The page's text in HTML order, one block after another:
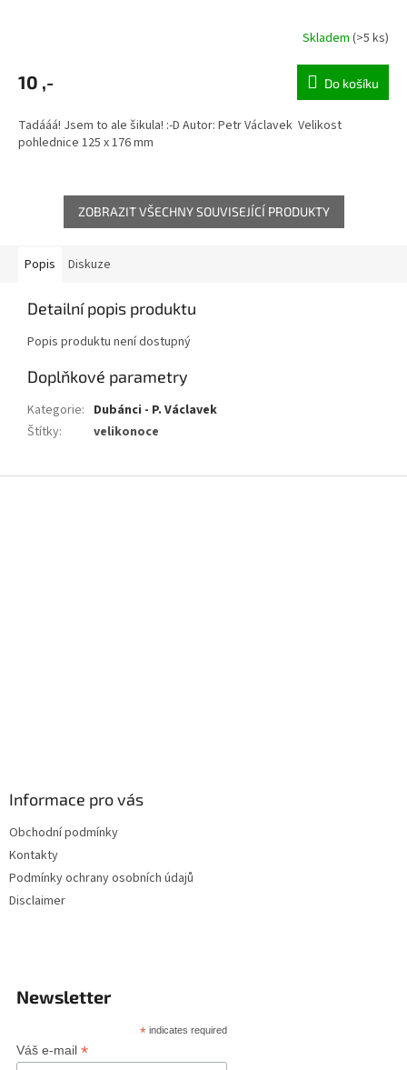
Skladem (>5 ks)
10 ,- Do košíku
Tadááá! Jsem to ale šikula! :-D Autor: Petr Václavek Velikost
pohlednice 125 x 176 mm
ZOBRAZIT VŠECHNY SOUVISEJÍCÍ PRODUKTY
Popis Diskuze
Detailní popis produktu
Popis produktu není dostupný
Doplňkové parametry
Kategorie: Dubánci - P. Václavek
Štítky: velikonoce
Informace pro vás
Obchodní podmínky
Kontakty
Podmínky ochrany osobních údajů
Disclaimer
Newsletter
* indicates required
Váš e-mail *